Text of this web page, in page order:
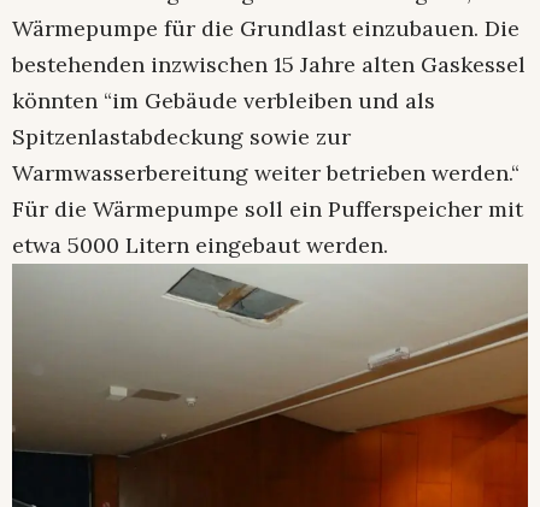
Wärmepumpe für die Grundlast einzubauen. Die
bestehenden inzwischen 15 Jahre alten Gaskessel
könnten “im Gebäude verbleiben und als
Spitzenlastabdeckung sowie zur
Warmwasserbereitung weiter betrieben werden.“
Für die Wärmepumpe soll ein Pufferspeicher mit
etwa 5000 Litern eingebaut werden.